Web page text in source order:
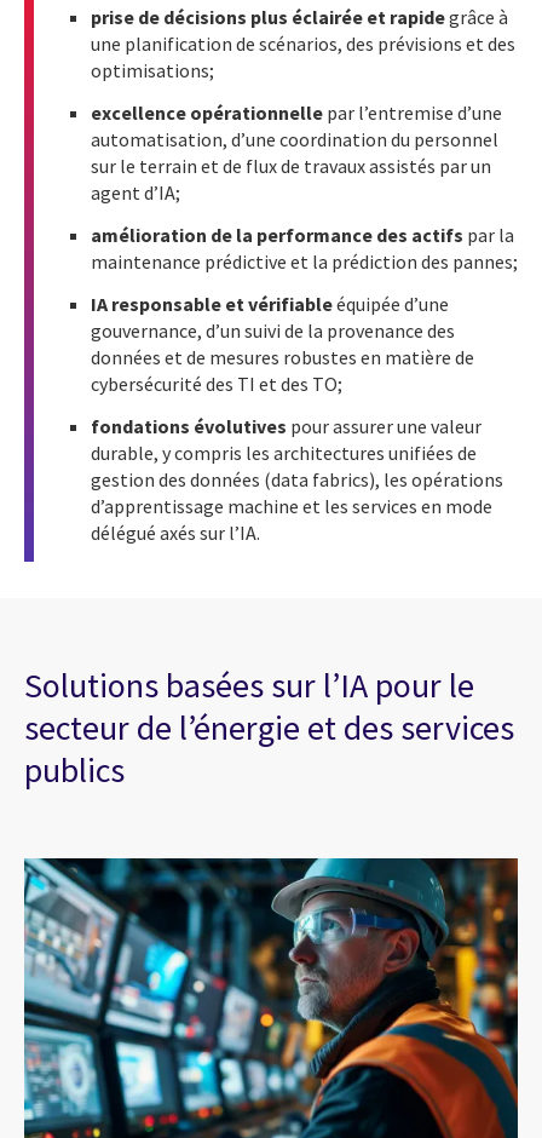
prise de décisions plus éclairée et rapidegrâce à
une planification de scénarios, des prévisions et des
optimisations;
excellence opérationnelle par l’entremise d’une
automatisation, d’une coordination du personnel
sur le terrain et de flux de travaux assistés par un
agent d’IA;
amélioration de la performance des actifs par la
maintenance prédictive et la prédiction des pannes;
IA responsable et vérifiableéquipée d’une
gouvernance, d’un suivi de la provenance des
données et de mesures robustes en matière de
cybersécurité des TI et des TO;
fondations évolutives pour assurer une valeur
durable, y compris les architectures unifiées de
gestion des données (data fabrics), les opérations
d’apprentissage machine et les services en mode
délégué axés sur l’IA.
Solutions basées sur l’IA pour le
secteur de l’énergie et des services
publics